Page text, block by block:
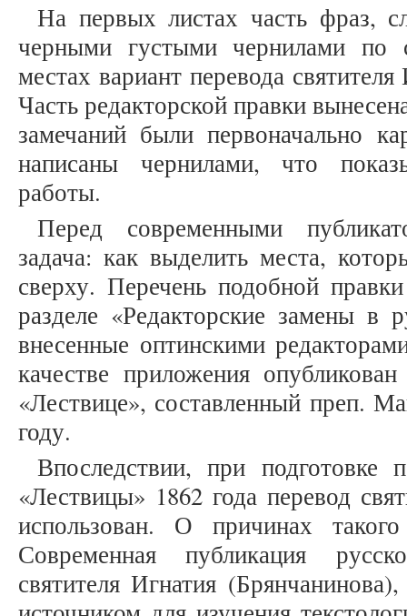
На первых листах часть фраз,
черными густыми чернилами по
местах вариант перевода
Часть редакторской правки
замечаний были первоначально
написаны чернилами, что
работы.
Перед современными
задача: как выделить места,
сверху. Перечень подобной
разделе «Редакторские замены в
внесенные оптинскими
качестве приложения
«Лествице», составленный преп.
году.
Впоследствии, при подготовке
«Лествицы» 1862 года перевод
использован. О причинах
Современная публикация
святителя Игнатия